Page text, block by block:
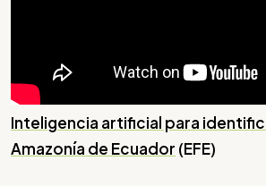
Inteligencia artificial para
Amazonía de Ecuador (EFE)